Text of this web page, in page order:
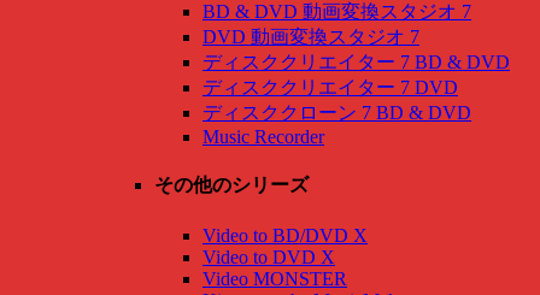
BD & DVD 動画変換スタジオ 7
DVD 動画変換スタジオ 7
ディスククリエイター 7 BD & DVD
ディスククリエイター 7 DVD
ディスククローン 7 BD & DVD
Music Recorder
その他のシリーズ
Video to BD/DVD X
Video to DVD X
Video MONSTER